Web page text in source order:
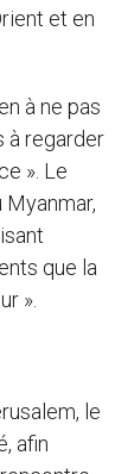
et en
à ne pas
à regarder
». Le
que la
».
le
afin